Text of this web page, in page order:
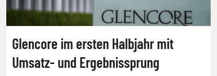
Glencore im ersten Halbjahr mit
Umsatz- und Ergebnissprung